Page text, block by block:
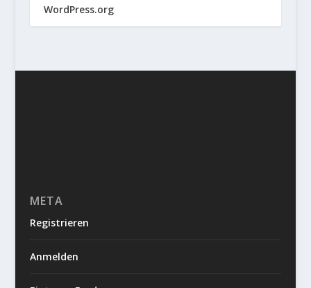
WordPress.org
META
Registrieren
Anmelden